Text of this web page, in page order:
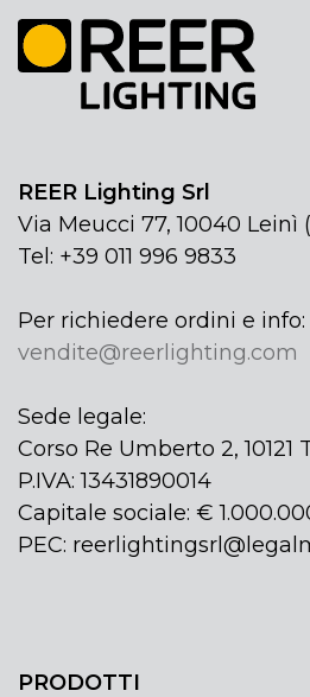
REER Lighting Srl
Via Meucci 77, 10040 Leinì
Tel: +39 011 996 9833
Per richiedere ordini e info:
vendite@reerlighting.com
Sede legale:
Corso Re Umberto 2, 10121
P.IVA: 13431890014
Capitale sociale: €
PEC:
PRODOTTI